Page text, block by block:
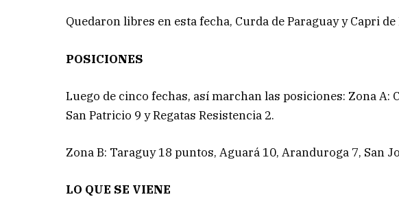
Quedaron libres en esta fecha, Curda de Paraguay y Capri
POSICIONES
Luego de cinco fechas, así marchan las posiciones: Zona A:
San Patricio 9 y Regatas Resistencia 2.
Zona B: Taraguy 18 puntos, Aguará 10, Aranduroga 7, San
LO QUE SE VIENE